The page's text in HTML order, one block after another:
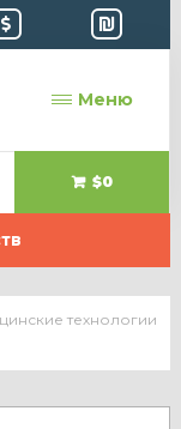
Меню
$0
технологии